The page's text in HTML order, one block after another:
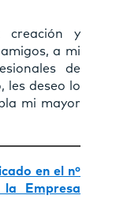
creación y
a mi
de
les deseo lo
mi mayor
en el nº
Empresa